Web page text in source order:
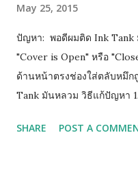
May 25, 2015
ปัญหา: พอดีผมติด Ink Tank
"Cover is Open" หรือ
ด้านหน้าตรงช่องใส่ตลับหมึก
Tank มันหลวม วิธีแก้ปัญหา
ฐานตลับแทงค์สีนั้น 2. หากยั
SHARE POST A